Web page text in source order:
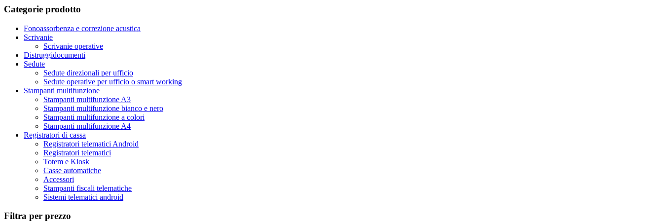
Categorie prodotto
Fonoassorbenza e correzione acustica
Scrivanie
Scrivanie operative
Distruggidocumenti
Sedute
Sedute direzionali per ufficio
Sedute operative per ufficio o smart working
Stampanti multifunzione
Stampanti multifunzione A3
Stampanti multifunzione bianco e nero
Stampanti multifunzione a colori
Stampanti multifunzione A4
Registratori di cassa
Registratori telematici Android
Registratori telematici
Totem e Kiosk
Casse automatiche
Accessori
Stampanti fiscali telematiche
Sistemi telematici android
Filtra per prezzo